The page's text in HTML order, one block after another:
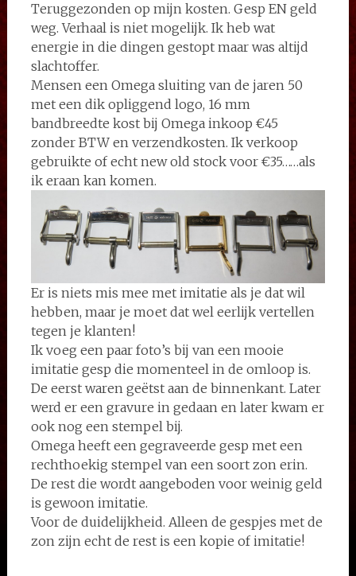
Teruggezonden op mijn kosten. Gesp EN geld
weg. Verhaal is niet mogelijk. Ik heb wat
energie in die dingen gestopt maar was altijd
slachtoffer.
Mensen een Omega sluiting van de jaren 50
met een dik opliggend logo, 16 mm
bandbreedte kost bij Omega inkoop €45
zonder BTW en verzendkosten. Ik verkoop
gebruikte of echt new old stock voor €35……als
ik eraan kan komen.
Er is niets mis mee met imitatie als je dat wil
hebben, maar je moet dat wel eerlijk vertellen
tegen je klanten!
Ik voeg een paar foto’s bij van een mooie
imitatie gesp die momenteel in de omloop is.
De eerst waren geëtst aan de binnenkant. Later
werd er een gravure in gedaan en later kwam er
ook nog een stempel bij.
Omega heeft een gegraveerde gesp met een
rechthoekig stempel van een soort zon erin.
De rest die wordt aangeboden voor weinig geld
is gewoon imitatie.
Voor de duidelijkheid. Alleen de gespjes met de
zon zijn echt de rest is een kopie of imitatie!